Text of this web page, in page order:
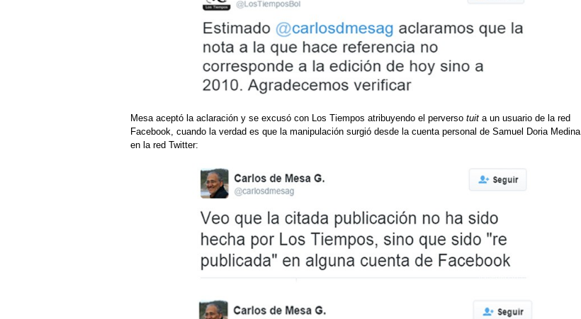
Mesa aceptó la aclaración y se excusó con Los Tiempos atribuyendo el perverso tuit a un usuario de la red
Facebook, cuando la verdad es que la manipulación surgió desde la cuenta personal de Samuel Doria Medina
en la red Twitter: